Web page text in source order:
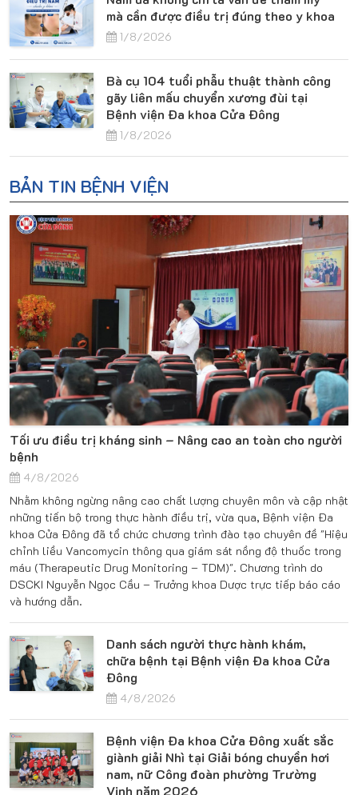
mà cần được điều trị đúng theo y khoa
1/8/2026
Bà cụ 104 tuổi phẫu thuật thành công
gãy liên mấu chuyển xương đùi tại
Bệnh viện Đa khoa Cửa Đông
1/8/2026
BẢN TIN BỆNH VIỆN
Tối ưu điều trị kháng sinh – Nâng cao an toàn cho người
bệnh
4/8/2026
Nhằm không ngừng nâng cao chất lượng chuyên môn và cập nhật
những tiến bộ trong thực hành điều trị, vừa qua, Bệnh viện Đa
khoa Cửa Đông đã tổ chức chương trình đào tạo chuyên đề "Hiệu
chỉnh liều Vancomycin thông qua giám sát nồng độ thuốc trong
máu (Therapeutic Drug Monitoring – TDM)". Chương trình do
DSCKI Nguyễn Ngọc Cầu – Trưởng khoa Dược trực tiếp báo cáo
và hướng dẫn.
Danh sách người thực hành khám,
chữa bệnh tại Bệnh viện Đa khoa Cửa
Đông
4/8/2026
Bệnh viện Đa khoa Cửa Đông xuất sắc
giành giải Nhì tại Giải bóng chuyền hơi
nam, nữ Công đoàn phường Trường
Vinh năm 2026